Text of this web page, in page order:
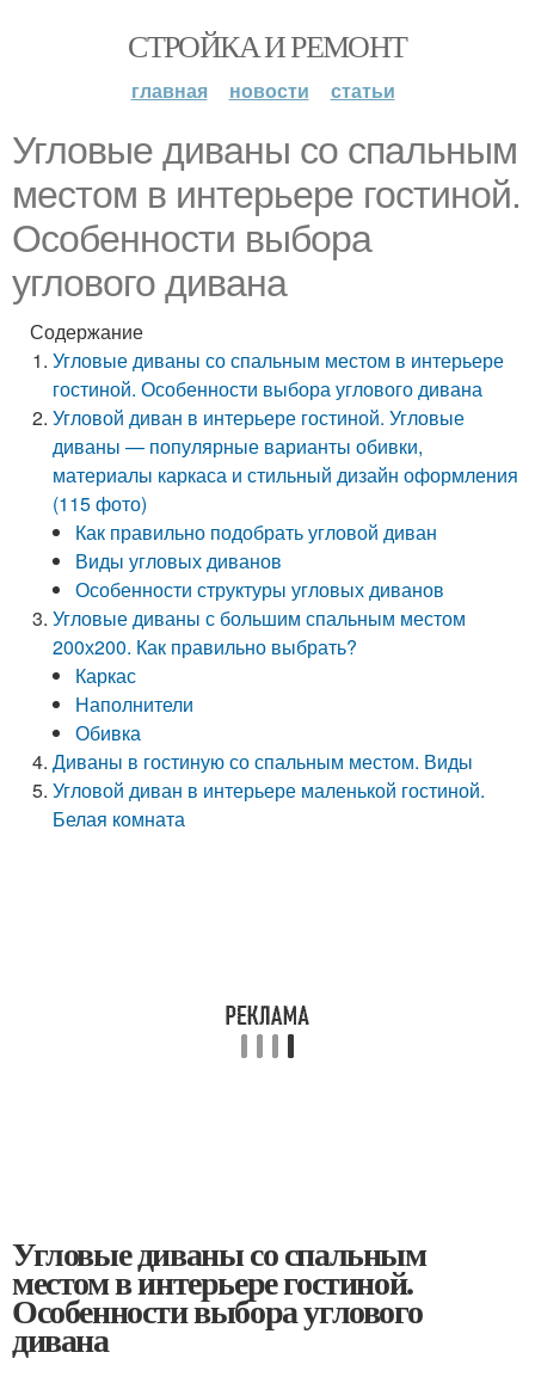
СТРОЙКА И РЕМОНТ
главная новости статьи
Угловые диваны со спальным
местом в интерьере гостиной.
Особенности выбора
углового дивана
Содержание
Угловые диваны со спальным местом в интерьере
гостиной. Особенности выбора углового дивана
Угловой диван в интерьере гостиной. Угловые
диваны — популярные варианты обивки,
материалы каркаса и стильный дизайн оформления
(115 фото)
Как правильно подобрать угловой диван
Виды угловых диванов
Особенности структуры угловых диванов
Угловые диваны с большим спальным местом
200х200. Как правильно выбрать?
Каркас
Наполнители
Обивка
Диваны в гостиную со спальным местом. Виды
Угловой диван в интерьере маленькой гостиной.
Белая комната
Угловые диваны со спальным
местом в интерьере гостиной.
Особенности выбора углового
дивана